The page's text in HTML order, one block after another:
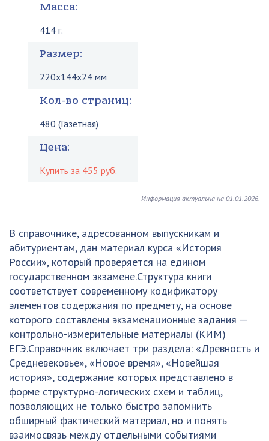
Масса:
414 г.
Размер:
220x144x24 мм
Кол-во страниц:
480 (Газетная)
Цена:
Купить за 455 руб.
Информация актуальна на 01.01.2026.
В справочнике, адресованном выпускникам и
абитуриентам, дан материал курса «История
России», который проверяется на едином
государственном экзамене.Структура книги
соответствует современному кодификатору
элементов содержания по предмету, на основе
которого составлены экзаменационные задания —
контрольно-измерительные материалы (КИМ)
ЕГЭ.Справочник включает три раздела: «Древность и
Средневековье», «Новое время», «Новейшая
история», содержание которых представлено в
форме структурно-логических схем и таблиц,
позволяющих не только быстро запомнить
обширный фактический материал, но и понять
взаимосвязь между отдельными событиями